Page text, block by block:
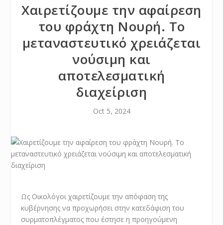
Χαιρετίζουμε την αφαίρεση
του φράχτη Νουρή. Το
μεταναστευτικό χρειάζεται
νούσιμη και
αποτελεσματική
διαχείριση
Oct 5, 2024
Ως Οικολόγοι χαιρετίζουμε την απόφαση της
κυβέρνησης να προχωρήσει στην κατεδάφιση του
συρματοπλέγματος που έστησε η προηγούμενη